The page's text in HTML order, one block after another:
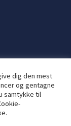
af JIT ApS
dig den mest
og gentagne
samtykke til